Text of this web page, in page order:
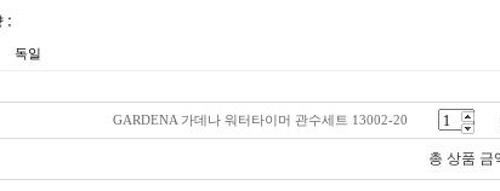
독일
GARDENA 가데나 워터타이머 관수세트 13002-20
총 상품 금